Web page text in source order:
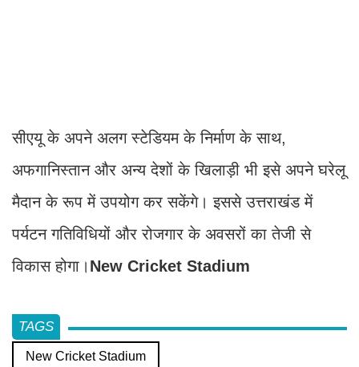
सीएयू के अपने अलग स्टेडियम के निर्माण के साथ,
अफगानिस्तान और अन्य देशों के खिलाड़ी भी इसे अपने घरेलू
मैदान के रूप में उपयोग कर सकेंगे। इससे उत्तराखंड में
पर्यटन गतिविधियों और रोजगार के अवसरों का तेजी से
विकास होगा। New Cricket Stadium
TAGS
New Cricket Stadium